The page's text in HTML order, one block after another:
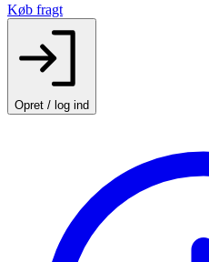
Køb fragt
Opret / log ind